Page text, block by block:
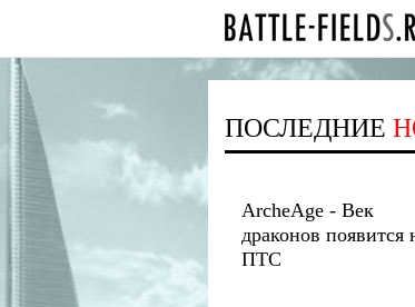
ПОСЛЕДНИЕ
ArcheAge - Век
драконов появится
ПТС